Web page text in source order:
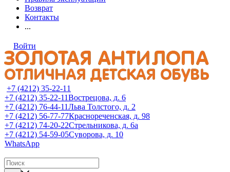
Возврат
Контакты
...
Войти
+7 (4212) 35-22-11
+7 (4212) 35-22-11Вострецова, д. 6
+7 (4212) 76-44-11Льва Толстого, д. 2
+7 (4212) 56-77-77Краснореченская, д. 98
+7 (4212) 74-20-22Стрельникова, д. 6а
+7 (4212) 54-59-05Суворова, д. 10
WhatsApp